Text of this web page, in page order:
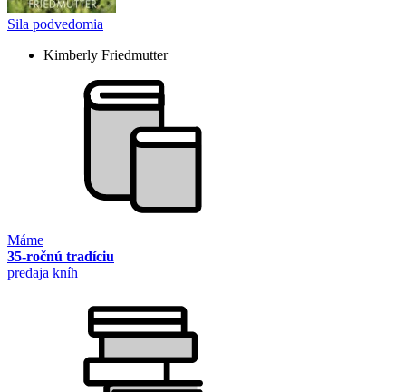
Sila podvedomia
Kimberly Friedmutter
Máme
35-ročnú tradíciu
predaja kníh